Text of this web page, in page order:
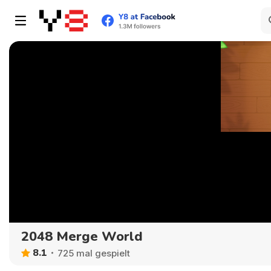
2048 Merge World
8.1 725 mal gespielt